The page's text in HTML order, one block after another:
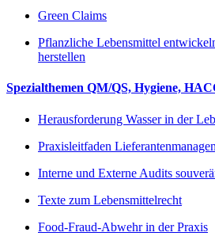
Green Claims
Pflanzliche Lebensmittel
herstellen
Spezialthemen QM/QS, Hygiene,
Herausforderung Wasser in der
Praxisleitfaden
Interne und Externe Audits
Texte zum Lebensmittelrecht
Food-Fraud-Abwehr in der Praxis